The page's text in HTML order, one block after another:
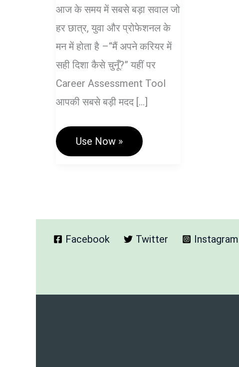
आज के समय में सबसे बड़ा सवाल जो
हर छात्र, युवा और प्रोफेशनल के
मन में होता है –“मैं अपने करियर में
सही दिशा कैसे चुनूँ?” यहीं पर
Career Assessment Tool
आपकी सबसे बड़ी मदद […]
Career
के
मार्गदर्शक
Use Now »
Facebook Twitter Instagram